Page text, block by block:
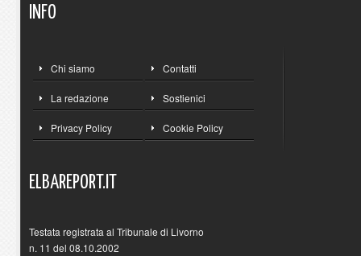
INFO
Chi siamo Contatti
La redazione Sostienici
Privacy Policy Cookie Policy
ELBAREPORT.IT
Testata registrata al Tribunale di Livorno
n. 11 del 08.10.2002